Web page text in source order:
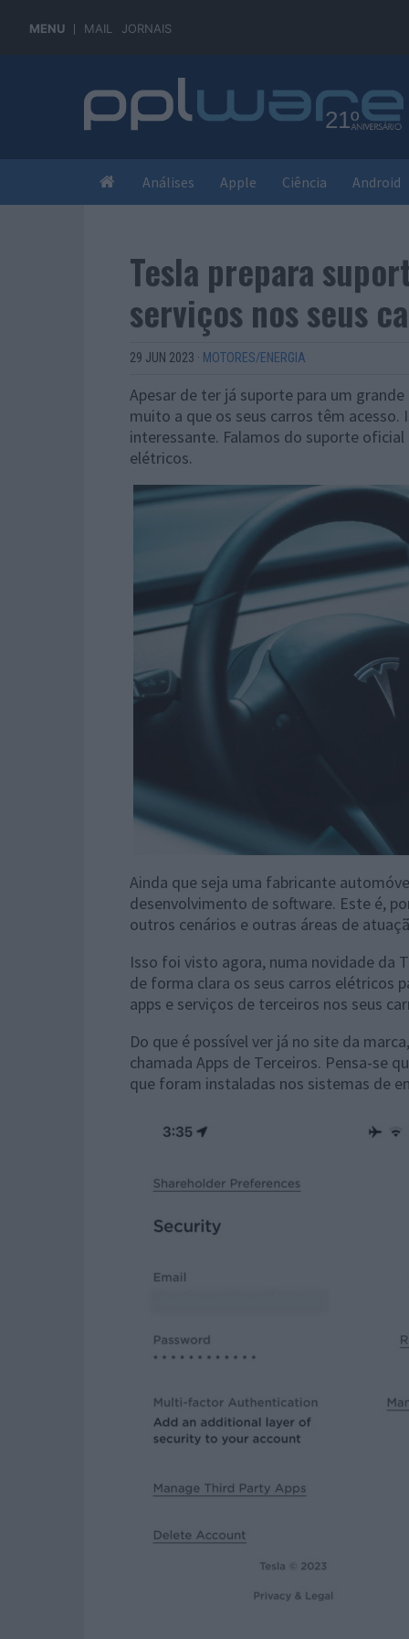
MENU MAIL JORNAIS
Análises Apple Ciência Android
Tesla prepara
serviços nos seus
29 JUN 2023 · MOTORES/ENERGIA
Apesar de ter já suporte para um
muito a que os seus carros têm
interessante. Falamos do suporte
elétricos.
Ainda que seja uma fabricante
desenvolvimento de software. Este é,
outros cenários e outras áreas de
Isso foi visto agora, numa novidade da
de forma clara os seus carros elétricos
apps e serviços de terceiros nos seus
Do que é possível ver já no site da
chamada Apps de Terceiros. Pensa-se
que foram instaladas nos sistemas de